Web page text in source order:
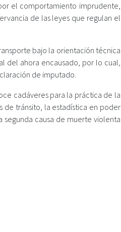
el comportamiento imprudente,
de las leyes que regulan el
bajo la orientación técnica
del ahora encausado, por lo cual,
de imputado.
cadáveres para la práctica de la
de tránsito, la estadística en poder
segunda causa de muerte violenta